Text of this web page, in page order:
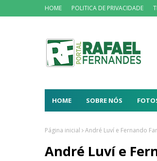
HOME POLITICA DE PRIVACIDADE
HOME SOBRE NÓS
Página inicial André Luví e Fernando
André Luví e